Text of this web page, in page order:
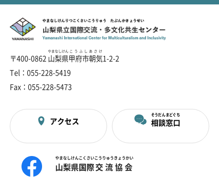
山梨
やまなし
県立
けんりつ
国際
こくさい
交流
こうりゅう
・多文化
たぶんか
共生
きょうせい
センター
〒400-0862山梨県
やまなしけん
甲府市朝気
こうふしあさけ
1-2-2
Tel：055-228-5419
Fax：055-228-5473
アクセス 相談
そうだん
窓口
まどぐち
山梨県
やまなしけん
国際
こくさい
交流
こうりゅう
協会
きょうかい